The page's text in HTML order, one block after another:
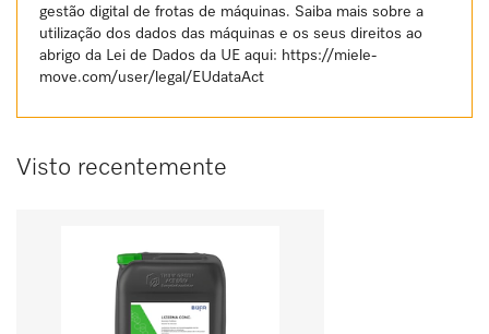
gestão digital de frotas de máquinas. Saiba mais sobre a
utilização dos dados das máquinas e os seus direitos ao
abrigo da Lei de Dados da UE aqui: https://miele-
move.com/user/legal/EUdataAct
Visto recentemente